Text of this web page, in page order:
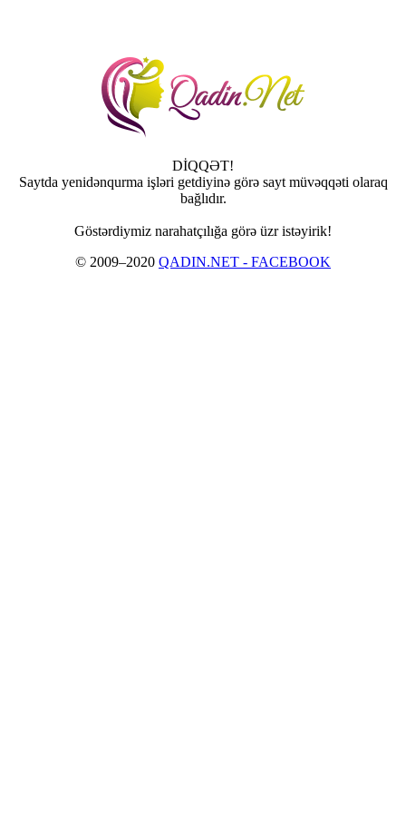
DİQQƏT!
Saytda yenidənqurma işləri getdiyinə görə sayt müvəqqəti olaraq
bağlıdır.
Göstərdiymiz narahatçılığa görə üzr istəyirik!
© 2009–2020 QADIN.NET - FACEBOOK